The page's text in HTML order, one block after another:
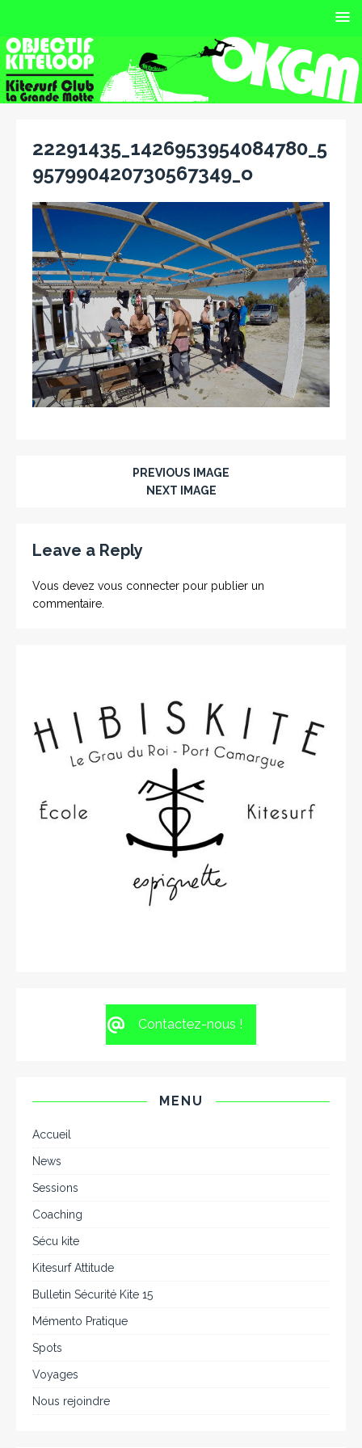
22291435_1426953954084780_5
957990420730567349_o
PREVIOUS IMAGE
NEXT IMAGE
Leave a Reply
Vous devez vous connecter pour publier un
commentaire.
Contactez-nous !
MENU
Accueil
News
Sessions
Coaching
Sécu kite
Kitesurf Attitude
Bulletin Sécurité Kite 15
Mémento Pratique
Spots
Voyages
Nous rejoindre